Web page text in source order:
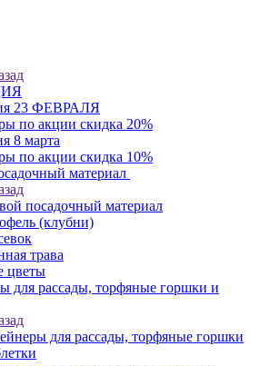
23 ФЕВРАЛЯ
по акции скидка 20%
8 марта
по акции скидка 10%
материал
посадочный материал
(клубни)
трава
цветы
для рассады, торфяные горшки и
для рассады, торфяные горшки